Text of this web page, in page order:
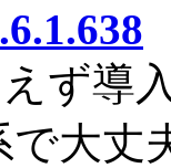
ず導
で大丈